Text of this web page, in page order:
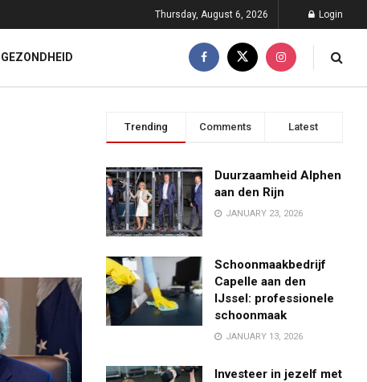
Thursday, August 6, 2026 Login
GEZONDHEID
Trending Comments Latest
Duurzaamheid Alphen
aan den Rijn
JANUARY 23, 2026
Schoonmaakbedrijf
Capelle aan den
IJssel: professionele
schoonmaak
JANUARY 13, 2026
Investeer in jezelf met